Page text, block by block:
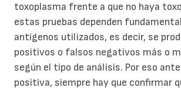
toxoplasma frente a que no haya
estas pruebas dependen
antígenos utilizados, es decir, se
positivos o falsos negativos más o
según el tipo de análisis. Por eso
positiva, siempre hay que confirmar